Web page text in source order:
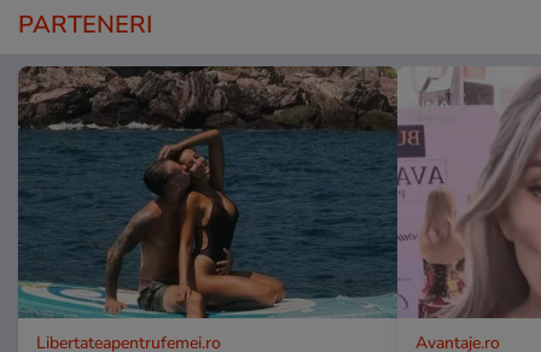
PARTENERI
Libertateapentrufemei.ro Avantaje.ro